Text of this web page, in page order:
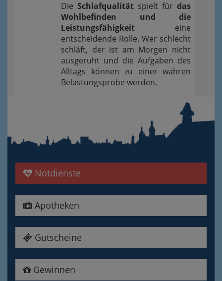
Die Schlafqualität spielt für das
Wohlbefinden und die
Leistungsfähigkeit eine
entscheidende Rolle. Wer schlecht
schläft, der ist am Morgen nicht
ausgeruht und die Aufgaben des
Alltags können zu einer wahren
Belastungsprobe werden.
Notdienste
Apotheken
Gutscheine
Gewinnen